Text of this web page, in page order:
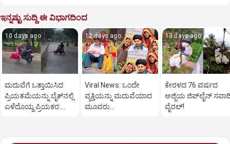
ಇನ್ನಷ್ಟು ಸುದ್ದಿ ಈ ವಿಭಾಗದಿಂದ
10 days ago
ಮದುವೆಗೆ ಒತ್ತಾಯಿಸಿದ
ಪ್ರಿಯತಮೆಯನ್ನು ಬೈಕ್‌ನಲ್ಲಿ
ಎಳೆದೊಯ್ದ ಪ್ರಿಯಕರ:
12 days ago
Viral News: ಒಂದೇ
ವ್ಯಕ್ತಿಯನ್ನು ಮದುವೆಯಾದ
ಮೂವರು
13 days ago
ಕೇರಳದ 76 ವರ್ಷದ
ಅಜ್ಜಿಯ ಜಿಪ್‌ಲೈನ್‌
ವೈರಲ್‌!